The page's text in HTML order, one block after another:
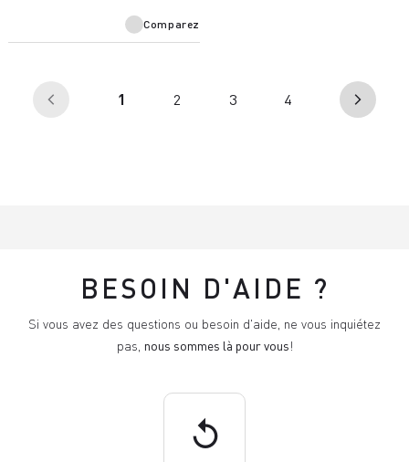
Comparez
arrow_back_ios 1 2 3 4 arrow_forward_ios
BESOIN D'AIDE ?
Si vous avez des questions ou besoin d'aide, ne vous inquiétez
pas, nous sommes là pour vous!
replay